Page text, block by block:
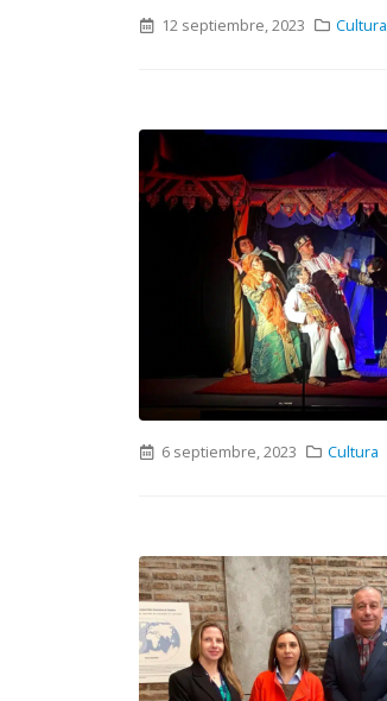
12 septiembre, 2023 Cultura
6 septiembre, 2023 Cultura